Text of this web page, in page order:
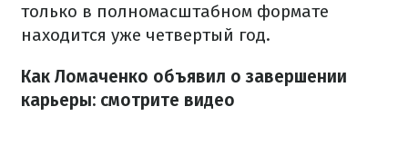
только в полномасштабном формате
находится уже четвертый год.
Как Ломаченко объявил о завершении
карьеры: смотрите видео